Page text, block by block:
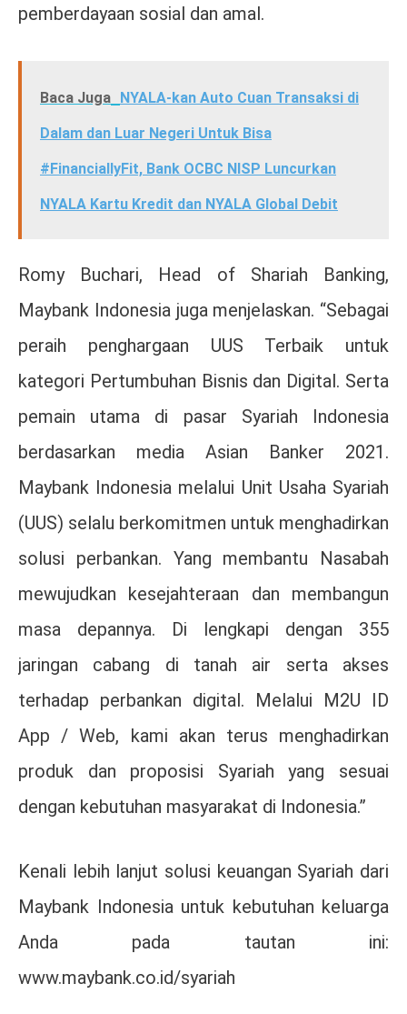
pemberdayaan sosial dan amal.
Baca Juga NYALA-kan Auto Cuan Transaksi di
Dalam dan Luar Negeri Untuk Bisa
#FinanciallyFit, Bank OCBC NISP Luncurkan
NYALA Kartu Kredit dan NYALA Global Debit
Romy Buchari, Head of Shariah Banking,
Maybank Indonesia juga menjelaskan. “Sebagai
peraih penghargaan UUS Terbaik untuk
kategori Pertumbuhan Bisnis dan Digital. Serta
pemain utama di pasar Syariah Indonesia
berdasarkan media Asian Banker 2021.
Maybank Indonesia melalui Unit Usaha Syariah
(UUS) selalu berkomitmen untuk menghadirkan
solusi perbankan. Yang membantu Nasabah
mewujudkan kesejahteraan dan membangun
masa depannya. Di lengkapi dengan 355
jaringan cabang di tanah air serta akses
terhadap perbankan digital. Melalui M2U ID
App / Web, kami akan terus menghadirkan
produk dan proposisi Syariah yang sesuai
dengan kebutuhan masyarakat di Indonesia.”
Kenali lebih lanjut solusi keuangan Syariah dari
Maybank Indonesia untuk kebutuhan keluarga
Anda pada tautan ini:
www.maybank.co.id/syariah